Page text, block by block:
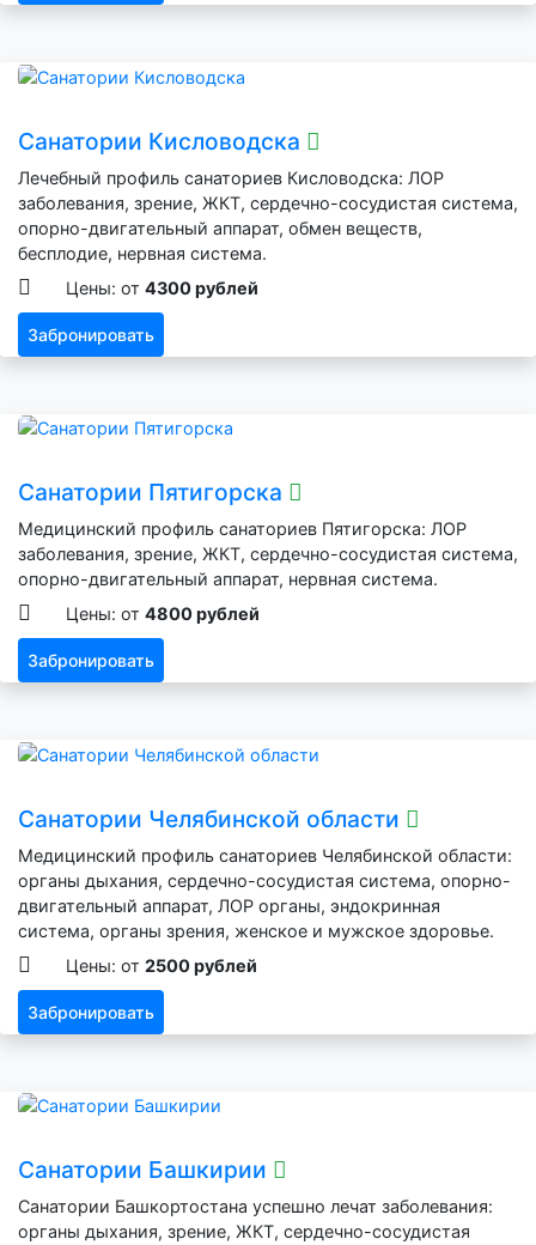
Санатории Кисловодска
Лечебный профиль санаториев Кисловодска: ЛОР
заболевания, зрение, ЖКТ, сердечно-сосудистая система,
опорно-двигательный аппарат, обмен веществ,
бесплодие, нервная система.
Цены: от 4300 рублей
Забронировать
Санатории Пятигорска
Медицинский профиль санаториев Пятигорска: ЛОР
заболевания, зрение, ЖКТ, сердечно-сосудистая система,
опорно-двигательный аппарат, нервная система.
Цены: от 4800 рублей
Забронировать
Санатории Челябинской области
Медицинский профиль санаториев Челябинской области:
органы дыхания, сердечно-сосудистая система, опорно-
двигательный аппарат, ЛОР органы, эндокринная
система, органы зрения, женское и мужское здоровье.
Цены: от 2500 рублей
Забронировать
Санатории Башкирии
Санатории Башкортостана успешно лечат заболевания:
органы дыхания, зрение, ЖКТ, сердечно-сосудистая